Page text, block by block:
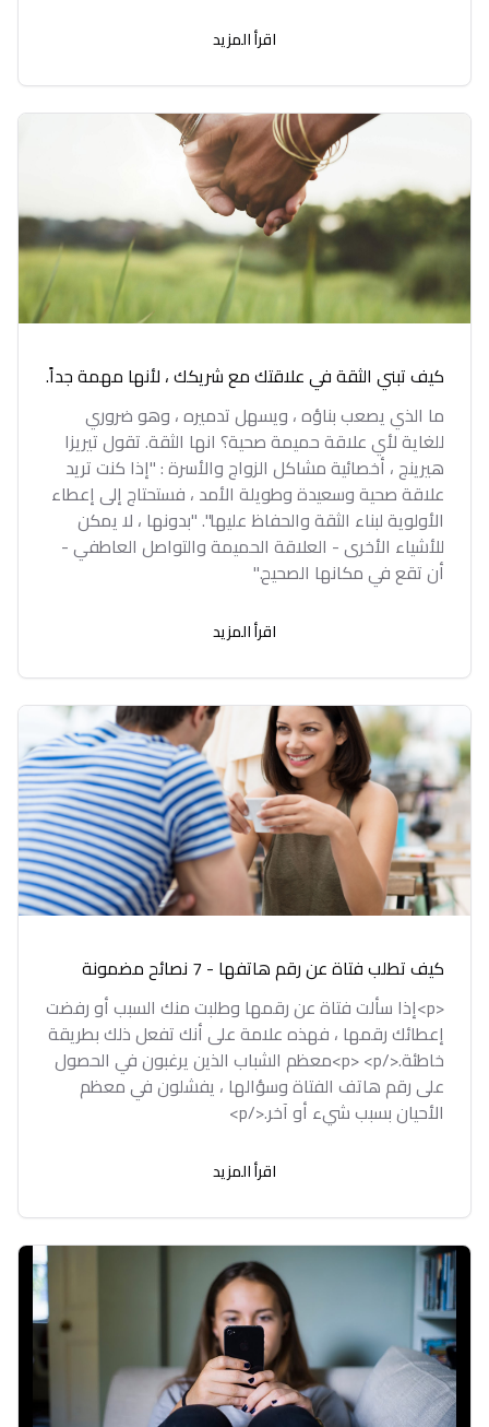
اقرأ المزيد
كيف تبني الثقة في علاقتك مع شريكك ، لأنها مهمة جداً.
ما الذي يصعب بناؤه ، ويسهل تدميره ، وهو ضروري
للغاية لأي علاقة حميمة صحية؟ انها الثقة. تقول تيريزا
هيرينج ، أخصائية مشاكل الزواج والأسرة : "إذا كنت تريد
علاقة صحية وسعيدة وطويلة الأمد ، فستحتاج إلى إعطاء
الأولوية لبناء الثقة والحفاظ عليها". "بدونها ، لا يمكن
للأشياء الأخرى - العلاقة الحميمة والتواصل العاطفي -
أن تقع في مكانها الصحيح."
اقرأ المزيد
كيف تطلب فتاة عن رقم هاتفها - 7 نصائح مضمونة
<p>إذا سألت فتاة عن رقمها وطلبت منك السبب أو رفضت
إعطائك رقمها ، فهذه علامة على أنك تفعل ذلك بطريقة
خاطئة.</p> <p>معظم الشباب الذين يرغبون في الحصول
على رقم هاتف الفتاة وسؤالها ، يفشلون في معظم
الأحيان بسبب شيء أو آخر.</p>
اقرأ المزيد